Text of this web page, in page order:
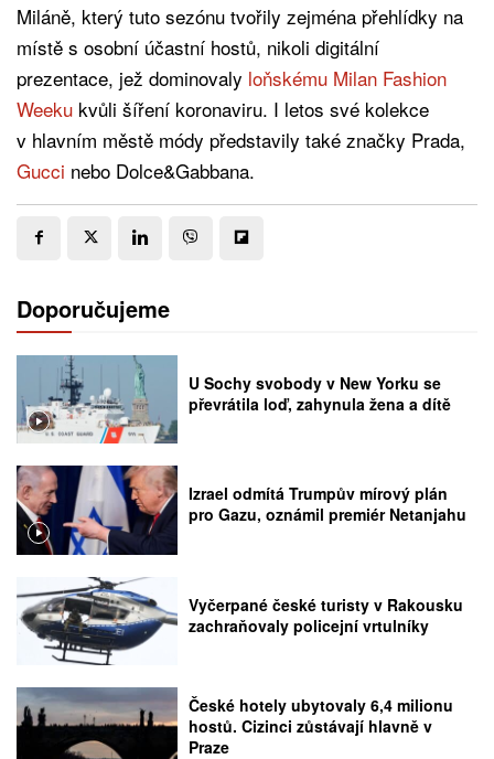
Miláně, který tuto sezónu tvořily zejména přehlídky na
místě s osobní účastní hostů, nikoli digitální
prezentace, jež dominovaly loňskému Milan Fashion
Weeku kvůli šíření koronaviru. I letos své kolekce
v hlavním městě módy představily také značky Prada,
Gucci nebo Dolce&Gabbana.
Doporučujeme
U Sochy svobody v New Yorku se
převrátila loď, zahynula žena a dítě
Izrael odmítá Trumpův mírový plán
pro Gazu, oznámil premiér Netanjahu
Vyčerpané české turisty v Rakousku
zachraňovaly policejní vrtulníky
České hotely ubytovaly 6,4 milionu
hostů. Cizinci zůstávají hlavně v
Praze